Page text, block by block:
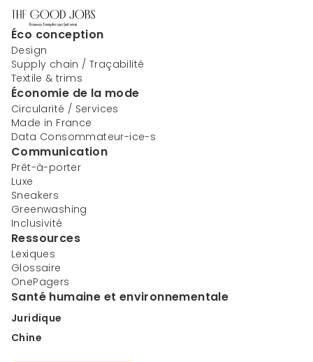
Éco conception
Design
Supply chain / Traçabilité
Textile & trims
Économie de la mode
Circularité / Services
Made in France
Data Consommateur-ice-s
Communication
Prêt-à-porter
Luxe
Sneakers
Greenwashing
Inclusivité
Ressources
Lexiques
Glossaire
OnePagers
Santé humaine et environnementale
Juridique
Chine